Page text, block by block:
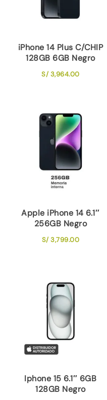
iPhone 14 Plus C/CHIP
128GB 6GB Negro
S/3,964.00
Apple iPhone 14 6.1″
256GB Negro
S/3,799.00
Iphone 15 6.1″ 6GB
128GB Negro